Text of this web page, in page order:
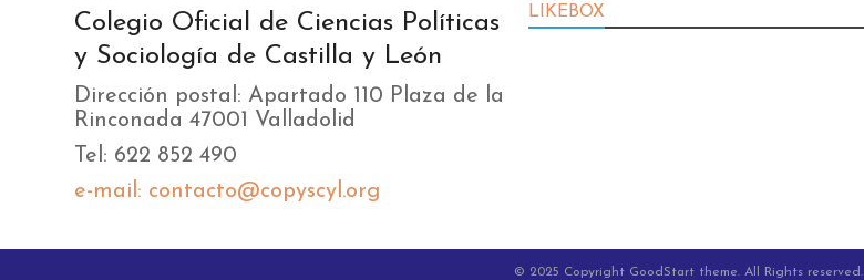
Colegio Oficial de Ciencias Políticas
y Sociología de Castilla y León
Dirección postal: Apartado 110 Plaza de la
Rinconada 47001 Valladolid
Tel: 622 852 490
e-mail: contacto@copyscyl.org
LIKEBOX
© 2025 Copyright GoodStart theme. All Rights reserved.